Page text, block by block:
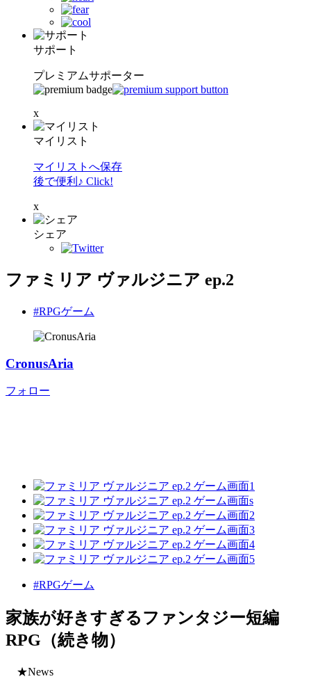
サポート
プレミアムサポーター
x
マイリスト
マイリストへ保存
後で便利♪ Click!
x
シェア
ファミリア ヴァルジニア ep.2
#RPGゲーム
CronusAria
フォロー
#RPGゲーム
家族が好きすぎるファンタジー短編
RPG（続き物）
★News